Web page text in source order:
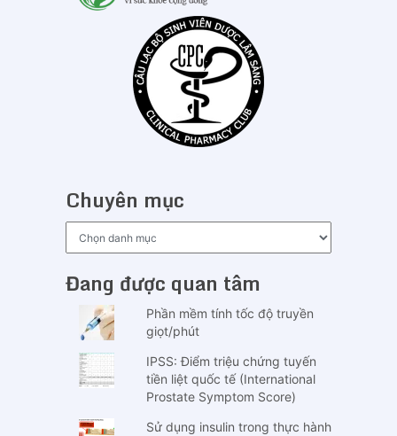
Chuyên mục
mục
Đang được quan tâm
Phần mềm tính tốc độ truyền
giọt/phút
IPSS: Điểm triệu chứng tuyến
tiền liệt quốc tế (International
Prostate Symptom Score)
Sử dụng insulin trong thực hành